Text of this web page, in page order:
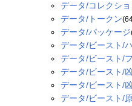
データ/コレクショ
データ/トークン
データ/パッケージ
データ/ビースト/
データ/ビースト/
データ/ビースト/
データ/ビースト/
データ/ビースト/